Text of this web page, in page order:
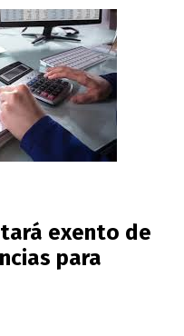
exento de
para